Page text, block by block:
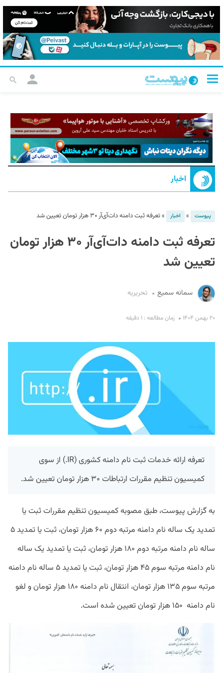
اخبار
پیوست » اخبار »تعرفه ثبت دامنه دات‌آی‌آر ۳۰ هزار تومان تعیین شد
تعرفه ثبت دامنه دات‌آی‌آر ۳۰ هزار تومان
تعیین شد
سمانه سمیع تحریریه
۲۰ بهمن ۱۴۰۴ زمان مطالعه : ۱ دقیقه
تعرفه ارائه خدمات ثبت نام دامنه کشوری (IR.) از سوی
کمیسیون تنظیم مقررات ارتباطات ۳۰ هزار تومان تعیین شد.
به گزارش پیوست، طبق مصوبه کمیسیون تنظیم مقررات ثبت یا
تمدید یک ساله نام دامنه مرتبه دوم ۶۰ هزار تومان، ثبت یا تمدید ۵
ساله نام دامنه مرتبه دوم ۱۸۰ هزار تومان، ثبت یا تمدید یک ساله
نام دامنه مرتبه سوم ۴۵ هزار تومان، ثبت یا تمدید ۵ ساله نام دامنه
مرتبه سوم ۱۳۵ هزار تومان، انتقال نام دامنه ۱۸۰ هزار تومان و لغو
نام دامنه ۱۵۰ هزار تومان تعیین شده است.